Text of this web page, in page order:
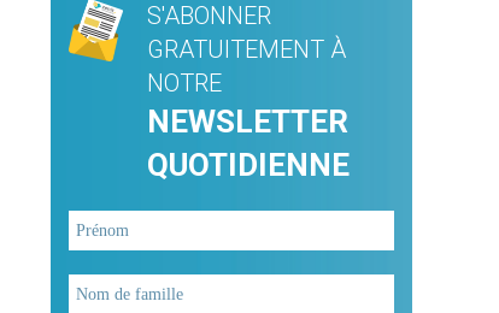
S'ABONNER
GRATUITEMENT À
NOTRE
NEWSLETTER
QUOTIDIENNE